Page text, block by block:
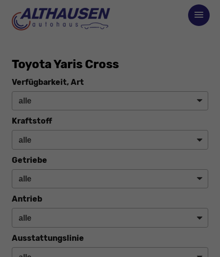
Toyota Yaris Cross
Verfügbarkeit, Art
Kraftstoff
Getriebe
Antrieb
Ausstattungslinie